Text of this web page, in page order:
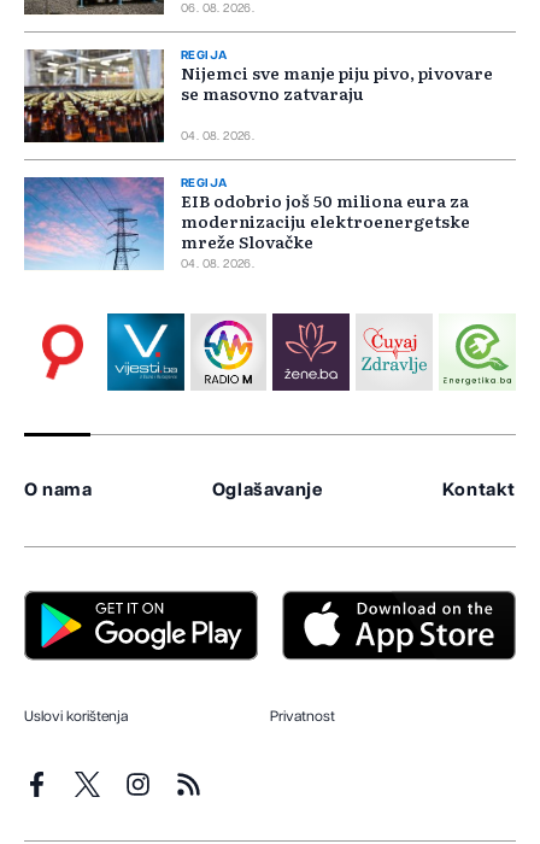
06. 08. 2026.
REGIJA
Nijemci sve manje piju pivo, pivovare
se masovno zatvaraju
04. 08. 2026.
REGIJA
EIB odobrio još 50 miliona eura za
modernizaciju elektroenergetske
mreže Slovačke
04. 08. 2026.
O nama Oglašavanje Kontakt
Uslovi korištenja Privatnost